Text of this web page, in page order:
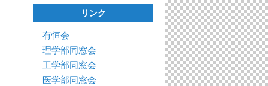
リンク
有恒会
理学部同窓会
工学部同窓会
医学部同窓会